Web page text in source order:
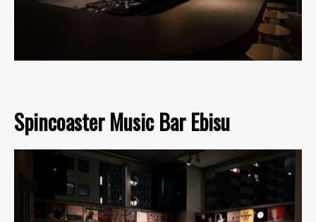
Spincoaster Music Bar Ebisu